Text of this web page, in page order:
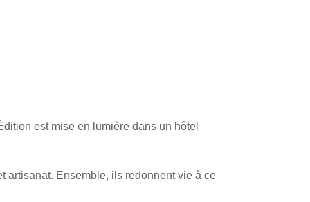
est mise en lumière dans un hôtel
artisanat. Ensemble, ils redonnent vie à ce